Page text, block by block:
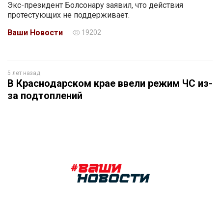
Экс-президент Болсонару заявил, что действия
протестующих не поддерживает.
Ваши Новости
19202
5 лет назад
В Краснодарском крае ввели режим ЧС из-
за подтоплений